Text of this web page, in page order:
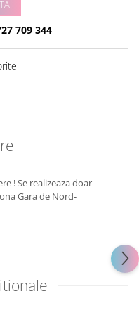
709 344
! Se realizeaza doar
Gara de Nord-